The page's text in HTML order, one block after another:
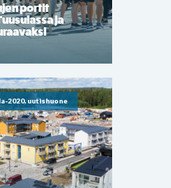
portit
ja
2020, uutishuone